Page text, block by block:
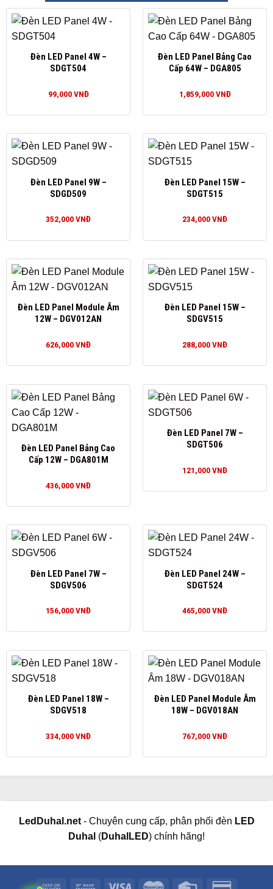
Đèn LED Panel 4W –
SDGT504
99,000VNĐ
Đèn LED Panel Bảng Cao
Cấp 64W – DGA805
1,859,000VNĐ
Đèn LED Panel 9W –
SDGD509
352,000VNĐ
Đèn LED Panel 15W –
SDGT515
234,000VNĐ
Đèn LED Panel Module Âm
12W – DGV012AN
626,000VNĐ
Đèn LED Panel 15W –
SDGV515
288,000VNĐ
Đèn LED Panel Bảng Cao
Cấp 12W – DGA801M
436,000VNĐ
Đèn LED Panel 7W –
SDGT506
121,000VNĐ
Đèn LED Panel 7W –
SDGV506
156,000VNĐ
Đèn LED Panel 24W –
SDGT524
465,000VNĐ
Đèn LED Panel 18W –
SDGV518
334,000VNĐ
Đèn LED Panel Module Âm
18W – DGV018AN
767,000VNĐ
LedDuhal.net- Chuyên cung cấp, phân phối đèn LED
Duhal (DuhalLED) chính hãng!